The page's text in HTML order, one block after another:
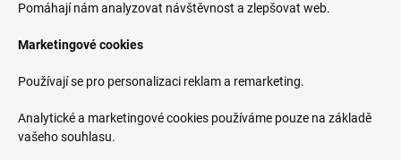
Pomáhají nám analyzovat návštěvnost a zlepšovat web.
Marketingové cookies
Používají se pro personalizaci reklam a remarketing.
Analytické a marketingové cookies používáme pouze na základě
vašeho souhlasu.